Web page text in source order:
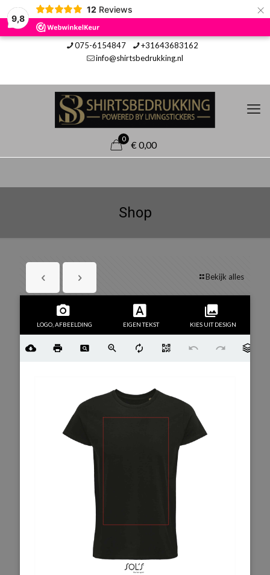
9,8
12 Reviews ×
075-6154847
+31643683162
info@shirtsbedrukking.nl
0
€ 0,00
Shop
Bekijk alles
LOGO, AFBEELDING EIGEN TEKST KIES UIT DESIGN